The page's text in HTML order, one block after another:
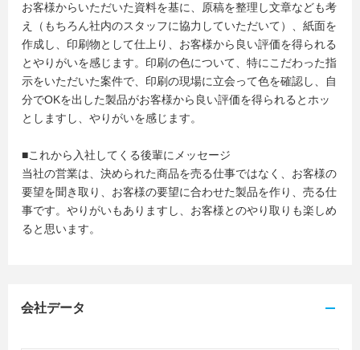
お客様からいただいた資料を基に、原稿を整理し文章なども考
え（もちろん社内のスタッフに協力していただいて）、紙面を
作成し、印刷物として仕上り、お客様から良い評価を得られる
とやりがいを感じます。印刷の色について、特にこだわった指
示をいただいた案件で、印刷の現場に立会って色を確認し、自
分でOKを出した製品がお客様から良い評価を得られるとホッ
としますし、やりがいを感じます。
■これから入社してくる後輩にメッセージ
当社の営業は、決められた商品を売る仕事ではなく、お客様の
要望を聞き取り、お客様の要望に合わせた製品を作り、売る仕
事です。やりがいもありますし、お客様とのやり取りも楽しめ
ると思います。
会社データ